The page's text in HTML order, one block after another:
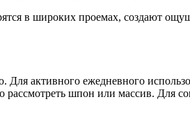
в широких проемах, создают
активного ежедневного
шпон или массив. Для